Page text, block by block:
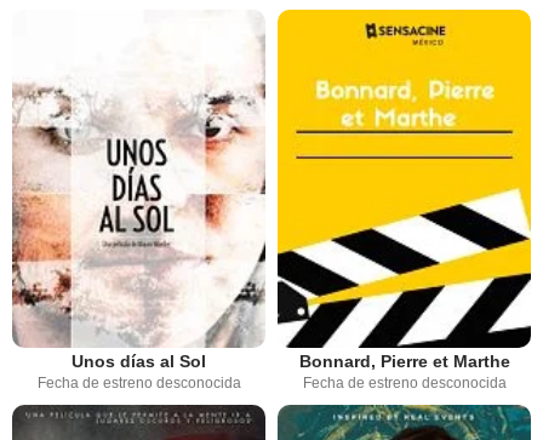
Unos días al Sol
Fecha de estreno desconocida
Bonnard, Pierre et Marthe
Fecha de estreno desconocida